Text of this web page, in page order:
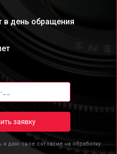
в день обращения
заявку
я даю свое согласие на обработку